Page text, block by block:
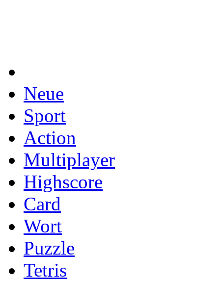
Neue
Sport
Action
Multiplayer
Highscore
Card
Wort
Puzzle
Tetris